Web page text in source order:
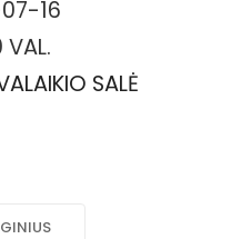
16
VAL.
SALĖ